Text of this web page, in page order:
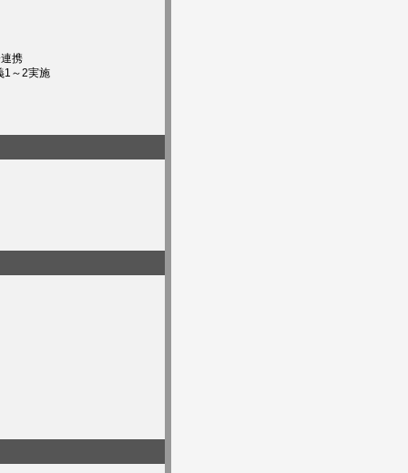
携
～2実施